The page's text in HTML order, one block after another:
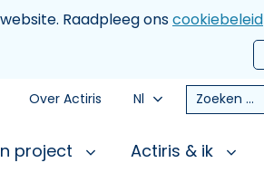
Raadpleeg onscookiebeleid
Over Actiris Nl Zoeken
project Actiris & ik